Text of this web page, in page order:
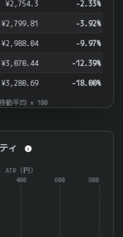
¥2,754.3 -2.33%
¥2,799.81 -3.92%
¥2,988.04 -9.97%
¥3,070.44 -12.39%
¥3,280.69 -18.00%
動平均 × 100
series.
categories.
ATR（%） and ATR（円）.
ATR（円）
600
400 800
ィ